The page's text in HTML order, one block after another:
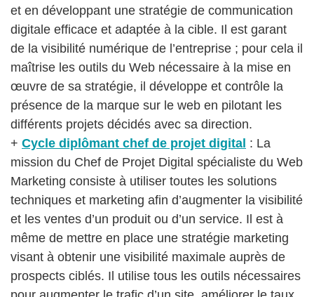
et en développant une stratégie de communication
digitale efficace et adaptée à la cible. Il est garant
de la visibilité numérique de l’entreprise ; pour cela il
maîtrise les outils du Web nécessaire à la mise en
œuvre de sa stratégie, il développe et contrôle la
présence de la marque sur le web en pilotant les
différents projets décidés avec sa direction.
+ Cycle diplômant chef de projet digital : La
mission du Chef de Projet Digital spécialiste du Web
Marketing consiste à utiliser toutes les solutions
techniques et marketing afin d’augmenter la visibilité
et les ventes d’un produit ou d’un service. Il est à
même de mettre en place une stratégie marketing
visant à obtenir une visibilité maximale auprès de
prospects ciblés. Il utilise tous les outils nécessaires